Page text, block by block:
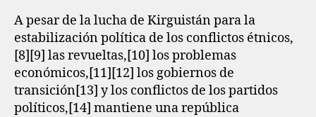
A pesar de la lucha de Kirguistán para la
estabilización política de los conflictos étnicos,
[8]​[9]​ las revueltas,[10]​ los problemas
económicos,[11]​[12]​ los gobiernos de
transición[13]​ y los conflictos de los partidos
políticos,[14]​ mantiene una república